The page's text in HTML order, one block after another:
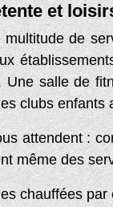
et
de
Une salle de
clubs
attendent :
même des
chauffées